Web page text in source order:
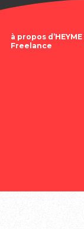
à propos d’HEYME
Freelance